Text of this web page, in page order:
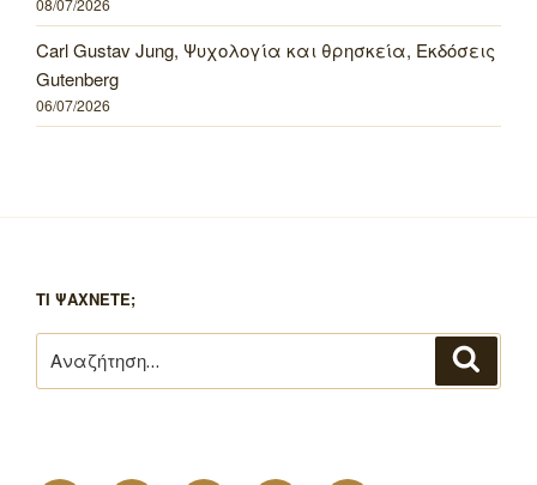
Carl Gustav Jung, Ψυχολογία και θρησκεία, Εκδόσεις
Gutenberg
06/07/2026
ΤΙ ΨΑΧΝΕΤΕ;
για: